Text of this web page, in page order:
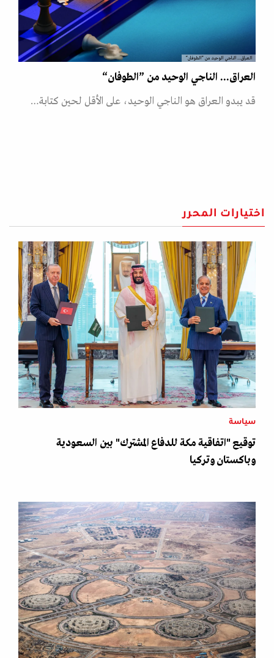
العراق... الناجي الوحيد من ”الطوفان“
العراق... الناجي الوحيد من ”الطوفان“
قد يبدو العراق هو الناجي الوحيد، على الأقل لحين كتابة…
اختيارات المحرر
سياسة
توقيع "اتفاقية مكة للدفاع المشترك" بين السعودية
وباكستان وتركيا